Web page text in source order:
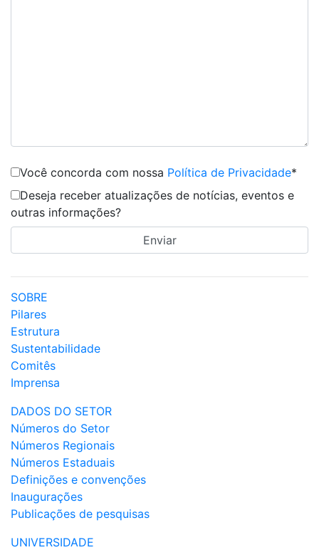
Você concorda com nossa Política de Privacidade*
Deseja receber atualizações de notícias, eventos e
outras informações?
SOBRE
Pilares
Estrutura
Sustentabilidade
Comitês
Imprensa
DADOS DO SETOR
Números do Setor
Números Regionais
Números Estaduais
Definições e convenções
Inaugurações
Publicações de pesquisas
UNIVERSIDADE